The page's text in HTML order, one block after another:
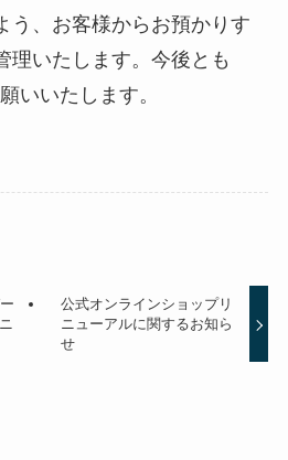
う、お客様からお預かりす
理いたします。今後とも
いいたします。
公式オンラインショップリ
ニューアルに関するお知ら
せ